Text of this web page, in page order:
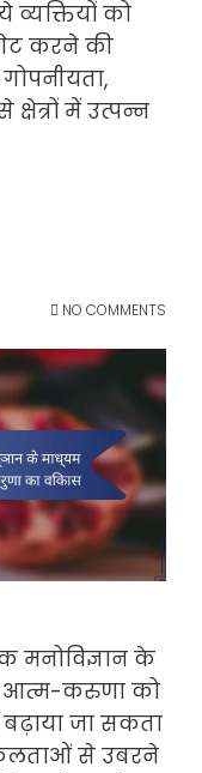
व्यक्तियों को
करने की
में उत्पन्न
NO COMMENTS
मनोविज्ञान के
आत्म-करुणा को
जा सकता
से उबरने